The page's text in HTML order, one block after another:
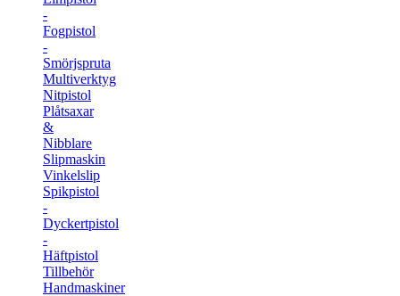
-
Fogpistol
-
Smörjspruta
Multiverktyg
Nitpistol
Plåtsaxar
&
Nibblare
Slipmaskin
Vinkelslip
Spikpistol
-
Dyckertpistol
-
Häftpistol
Tillbehör
Handmaskiner